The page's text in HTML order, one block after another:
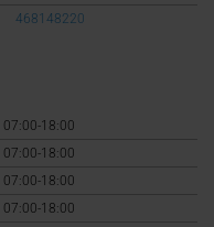
468148220
07:00-18:00
07:00-18:00
07:00-18:00
07:00-18:00